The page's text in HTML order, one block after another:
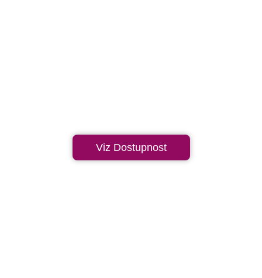
Viz Dostupnost